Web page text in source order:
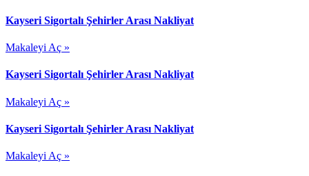
Kayseri Sigortalı Şehirler Arası Nakliyat
Makaleyi Aç »
Kayseri Sigortalı Şehirler Arası Nakliyat
Makaleyi Aç »
Kayseri Sigortalı Şehirler Arası Nakliyat
Makaleyi Aç »